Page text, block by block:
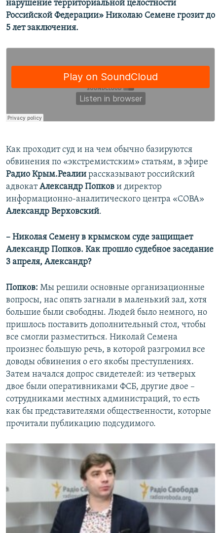
нарушение территориальной целостности
Российской Федерации» Николаю Семене грозит до
5 лет заключения.
Как проходит суд и на чем обычно базируются
обвинения по «экстремистским» статьям, в эфире
Радио Крым.Реалии рассказывают российский
адвокатАлександр Попков и директор
информационно-аналитического центра «СОВА»
Александр Верховский.
– Николая Семену в крымском суде защищает
Александр Попков. Как прошло судебное заседание
3 апреля, Александр?
Попков: Мы решили основные организационные
вопросы, нас опять загнали в маленький зал, хотя
большие были свободны. Людей было немного, но
пришлось поставить дополнительный стол, чтобы
все смогли разместиться. Николай Семена
произнес большую речь, в которой разгромил все
доводы обвинения о его якобы преступлениях.
Затем начался допрос свидетелей: из четверых
двое были оперативниками ФСБ, другие двое –
сотрудниками местных администраций, то есть
как бы представителями общественности, которые
прочитали публикацию подсудимого.